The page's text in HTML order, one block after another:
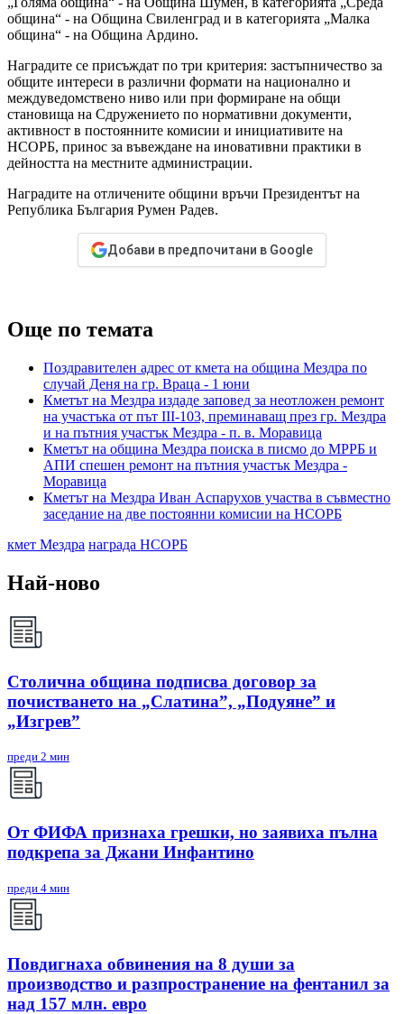
община“ - на Община Свиленград и в категорията „Малка
община“ - на Община Ардино.
Наградите се присъждат по три критерия: застъпничество за
общите интереси в различни формати на национално и
междуведомствено ниво или при формиране на общи
становища на Сдружението по нормативни документи,
активност в постоянните комисии и инициативите на
НСОРБ, принос за въвеждане на иновативни практики в
дейността на местните администрации.
Наградите на отличените общини връчи Президентът на
Република България Румен Радев.
Добави в предпочитани в Google
Още по темата
Поздравителен адрес от кмета на община Мездра по
случай Деня на гр. Враца - 1 юни
Кметът на Мездра издаде заповед за неотложен ремонт
на участъка от път III-103, преминаващ през гр. Мездра
и на пътния участък Мездра - п. в. Моравица
Кметът на община Мездра поиска в писмо до МРРБ и
АПИ спешен ремонт на пътния участък Мездра -
Моравица
Кметът на Мездра Иван Аспарухов участва в съвместно
заседание на две постоянни комисии на НСОРБ
кмет Мездра награда НСОРБ
Най-ново
Столична община подписва договор за
почистването на „Слатина”, „Подуяне” и
„Изгрев”
преди 2 мин
От ФИФА признаха грешки, но заявиха пълна
подкрепа за Джани Инфантино
преди 4 мин
Повдигнаха обвинения на 8 души за
производство и разпространение на фентанил за
над 157 млн. евро